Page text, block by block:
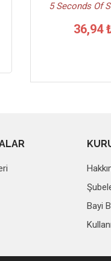
5 Seconds Of
36,94
Bayi